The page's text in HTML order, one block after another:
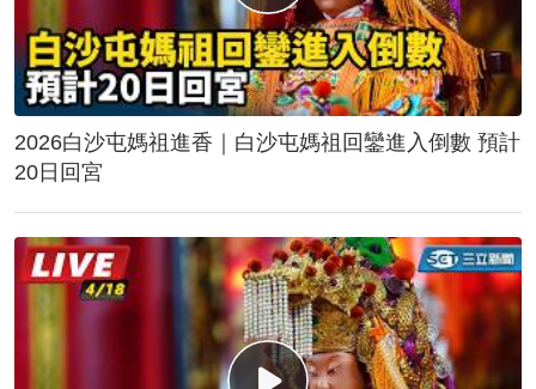
2026白沙屯媽祖進香｜白沙屯媽祖回鑾進入倒數 預計
20日回宮